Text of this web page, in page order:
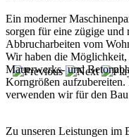
Ein moderner
sorgen für eine zügige
Abbrucharbeiten vom
Wir haben die
Mauerwerks- und
Korngrößen aufzubereiten.
verwenden wir für den
Zu unseren Leistungen im